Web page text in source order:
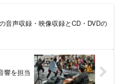
音声収録・映像収録とCD・DVDの
響を担当